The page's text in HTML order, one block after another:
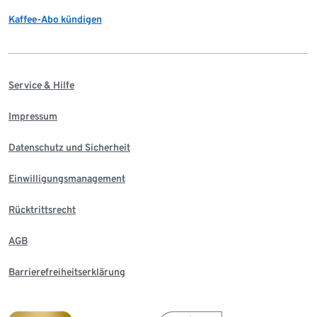
Kaffee-Abo kündigen
Service & Hilfe
Impressum
Datenschutz und Sicherheit
Einwilligungsmanagement
Rücktrittsrecht
AGB
Barrierefreiheitserklärung